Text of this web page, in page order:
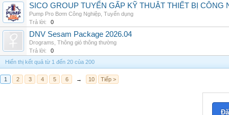
SICO GROUP TUYỂN GẤP KỸ THUẬT THIẾT BỊ CÔNG
Pump Pro Bơm Công Nghiệp Tuyển dụng
Trả lời:
0
DNV Sesam Package 2026.04
Drograms Thông gió thông thường
Trả lời:
0
Hiển thị kết quả từ 1 đến 20 của 200
1 2 3 4 5 6 → 10 Tiếp >